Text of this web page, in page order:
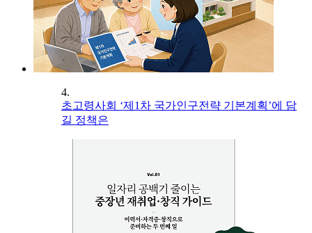
4.
초고령사회 ‘제1차 국가인구전략 기본계획’에 담
길 정책은